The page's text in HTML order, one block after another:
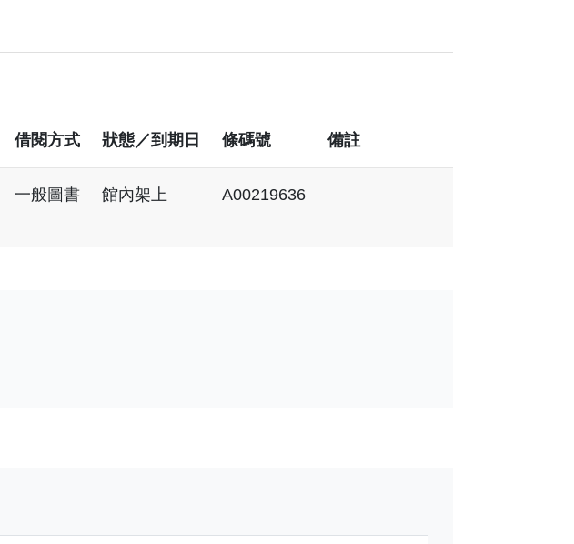
借閱方式 狀態／到期日 條碼號 備註
一般圖書 館內架上 A00219636